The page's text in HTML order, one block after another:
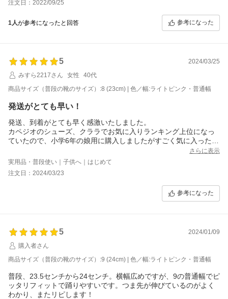
注文日：2022/09/25
1人が参考になったと回答 参考になった
5
2024/03/25
みすら2217さん
女性
40代
商品サイズ（普段の靴のサイズ）:8 (23cm) | 色／幅:ライトピンク・普通幅
発送がとても早い！
発送、到着がとても早く感激いたしました。
カペジオのシューズ、クララでお気に入りランキング上位になっ
ていたので、小学6年の娘用に購入しましたがすごく気に入ったみ
普段23.5のスニーカーを履いているのですが、
サイズ8にしてみました。今ピッタリとのことでしたので、次は8.
5を購入しようと思います。
さらに表示
実用品・普段使い｜子供へ｜はじめて
注文日：2024/03/23
参考になった
5
2024/01/09
購入者さん
商品サイズ（普段の靴のサイズ）:9 (24cm) | 色／幅:ライトピンク・普通幅
普段、23.5センチから24センチ。横幅広めですが、9の普通幅でピ
ッタリフィットで踊りやすいです。つま先が伸びているのがよく
わかり、またリピします！